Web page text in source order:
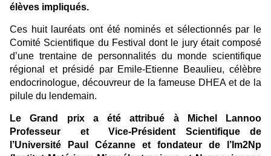
élèves impliqués.
Ces huit lauréats ont été nominés et sélectionnés par le
Comité Scientifique du Festival dont le jury était composé
d’une trentaine de personnalités du monde scientifique
régional et présidé par Emile-Etienne Beaulieu, célèbre
endocrinologue, découvreur de la fameuse DHEA et de la
pilule du lendemain.
Le Grand prix a été attribué à Michel Lannoo
Professeur et Vice-Président Scientifique de
l’Université Paul Cézanne et fondateur de l’Im2Np